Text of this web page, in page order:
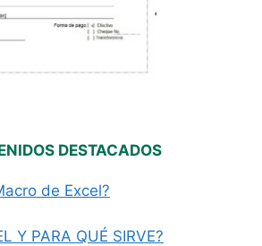
DESTACADOS
de Excel?
Y PARA QUÉ SIRVE?